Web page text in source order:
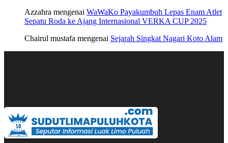
Azzahra mengenai WaWaKo Payakumbuh Lepas Enam Atlet
Sepatu Roda ke Ajang Internasional VERKA CUP 2025
Chairul mustafa mengenai Sejarah Singkat Nagari Koto Alam